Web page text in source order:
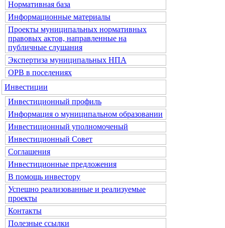
Нормативная база
Информационные материалы
Проекты муниципальных нормативных
правовых актов, направленные на
публичные слушания
Экспертиза муниципальных НПА
ОРВ в поселениях
Инвестиции
Инвестиционный профиль
Информация о муниципальном образовании
Инвестиционный уполномоченый
Инвестиционный Совет
Соглашения
Инвестиционные предложения
В помощь инвестору
Успешно реализованные и реализуемые
проекты
Контакты
Полезные ссылки